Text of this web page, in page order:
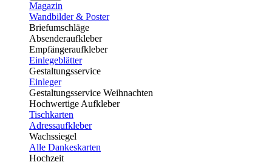
Magazin
Wandbilder & Poster
Briefumschläge
Absenderaufkleber
Empfängeraufkleber
Einlegeblätter
Gestaltungsservice
Einleger
Gestaltungsservice Weihnachten
Hochwertige Aufkleber
Tischkarten
Adressaufkleber
Wachssiegel
Alle Dankeskarten
Hochzeit